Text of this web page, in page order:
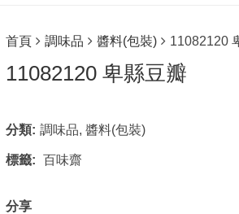
首頁 調味品 醬料(包裝) 11082120
11082120 卑縣豆瓣
分類: 調味品, 醬料(包裝)
標籤: 百味齋
分享